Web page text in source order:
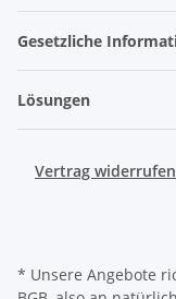
Gesetzliche
Lösungen
Vertrag widerrufen
* Unsere Angebote